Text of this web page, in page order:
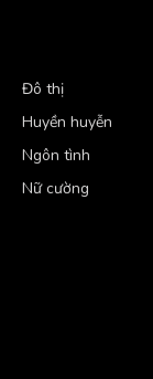
Đô thị
Huyền huyễn
Ngôn tình
Nữ cường